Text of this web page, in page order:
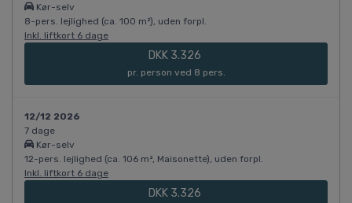
Kør-selv
8-pers. lejlighed (ca. 100 m²), uden forpl.
Inkl. liftkort 6 dage
DKK 3.326
pr. person ved 8 pers.
12/12 2026
7 dage
Kør-selv
12-pers. lejlighed (ca. 106 m², Maisonette), uden forpl.
Inkl. liftkort 6 dage
DKK 3.326